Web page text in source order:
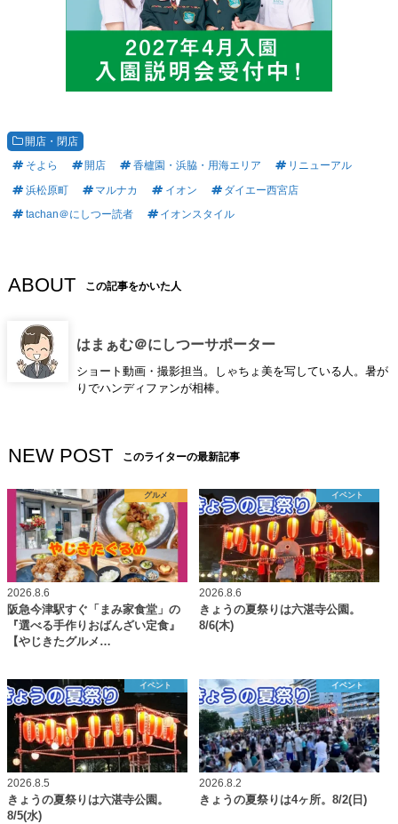
開店・閉店
そよら
開店 香櫨園・浜脇・用海エリア
リニューアル
浜松原町
マルナカ イオン
ダイエー西宮店
tachan＠にしつー読者
イオンスタイル
ABOUT この記事をかいた人
はまぁむ＠にしつーサポーター
ショート動画・撮影担当。しゃちょ美を写している人。暑が
りでハンディファンが相棒。
NEW POST このライターの最新記事
グルメ
2026.8.6
阪急今津駅すぐ「まみ家食堂」の
『選べる手作りおばんざい定食』
【やじきたグルメ…
イベント
2026.8.6
きょうの夏祭りは六湛寺公園。
8/6(木)
イベント
2026.8.5
きょうの夏祭りは六湛寺公園。
8/5(水)
イベント
2026.8.2
きょうの夏祭りは4ヶ所。8/2(日)